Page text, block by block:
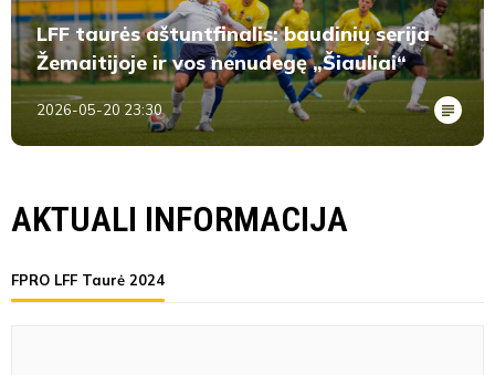
LFF taurės aštuntfinalis: baudinių serija
Žemaitijoje ir vos nenudegę „Šiauliai“
2026-05-20 23:30
AKTUALI INFORMACIJA
FPRO LFF Taurė 2024